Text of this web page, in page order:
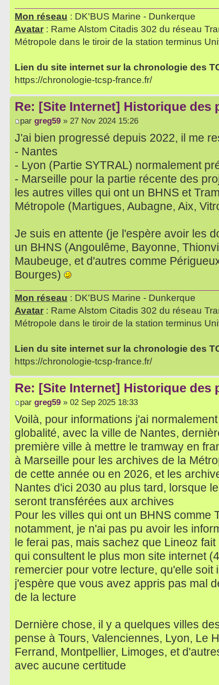
Mon réseau : DK'BUS Marine - Dunkerque
Avatar : Rame Alstom Citadis 302 du réseau
Métropole dans le tiroir de la station terminus
Lien du site internet sur la chronologie des
https://chronologie-tcsp-france.fr/
Re: [Site Internet] Historique des
par greg59 » 27 Nov 2024 15:26
J'ai bien progressé depuis 2022, il me
- Nantes
- Lyon (Partie SYTRAL) normalement
- Marseille pour la partie récente des
les autres villes qui ont un BHNS et
Métropole (Martigues, Aubagne, Aix,
Je suis en attente (je l'espère avoir les
un BHNS (Angoulême, Bayonne,
Maubeuge, et d'autres comme
Bourges)
Mon réseau : DK'BUS Marine - Dunkerque
Avatar : Rame Alstom Citadis 302 du réseau
Métropole dans le tiroir de la station terminus
Lien du site internet sur la chronologie des
https://chronologie-tcsp-france.fr/
Re: [Site Internet] Historique des
par greg59 » 02 Sep 2025 18:33
Voilà, pour informations j'ai
globalité, avec la ville de Nantes,
première ville à mettre le tramway en
à Marseille pour les archives de la
de cette année ou en 2026, et les
Nantes d'ici 2030 au plus tard, lorsque
seront transférées aux archives
Pour les villes qui ont un BHNS comme
notamment, je n'ai pas pu avoir les
le ferai pas, mais sachez que Lineoz
qui consultent le plus mon site internet
remercier pour votre lecture, qu'elle soit
j'espère que vous avez appris pas mal
de la lecture
Dernière chose, il y a quelques villes
pense à Tours, Valenciennes, Lyon, Le
Ferrand, Montpellier, Limoges, et
avec aucune certitude